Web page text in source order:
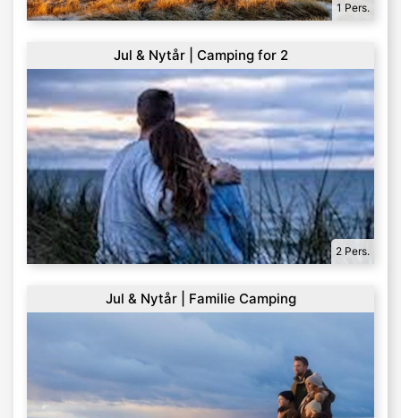
1 Pers.
Jul & Nytår | Camping for 2
2 Pers.
Jul & Nytår | Familie Camping